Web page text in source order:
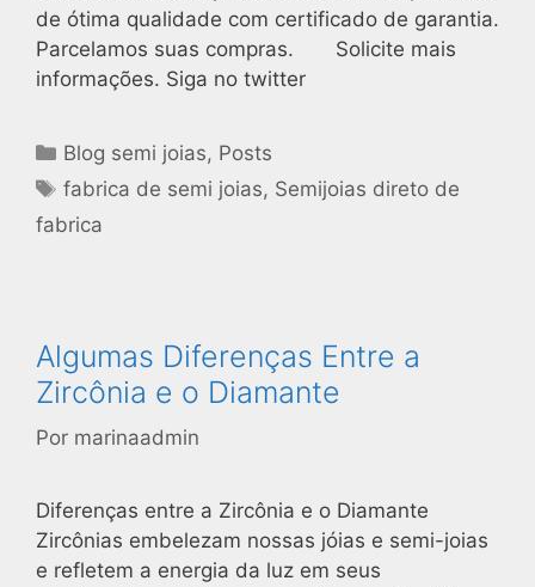
de ótima qualidade com certificado de garantia.
Parcelamos suas compras. Solicite mais
informações. Siga no twitter
Blog semi joias, Posts
fabrica de semi joias, Semijoias direto de
fabrica
Algumas Diferenças Entre a
Zircônia e o Diamante
Por marinaadmin
Diferenças entre a Zircônia e o Diamante
Zircônias embelezam nossas jóias e semi-joias
e refletem a energia da luz em seus